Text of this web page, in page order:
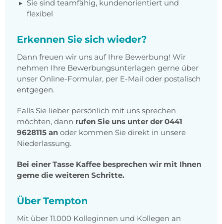
Sie sind teamfähig, kundenorientiert und
flexibel
Erkennen Sie sich wieder?
Dann freuen wir uns auf Ihre Bewerbung! Wir
nehmen Ihre Bewerbungsunterlagen gerne über
unser Online-Formular, per E-Mail oder postalisch
entgegen.
Falls Sie lieber persönlich mit uns sprechen
möchten, dann rufen Sie uns unter der 0441
9628115 an oder kommen Sie direkt in unsere
Niederlassung.
Bei einer Tasse Kaffee besprechen wir mit Ihnen
gerne die weiteren Schritte.
Über Tempton
Mit über 11.000 Kolleginnen und Kollegen an